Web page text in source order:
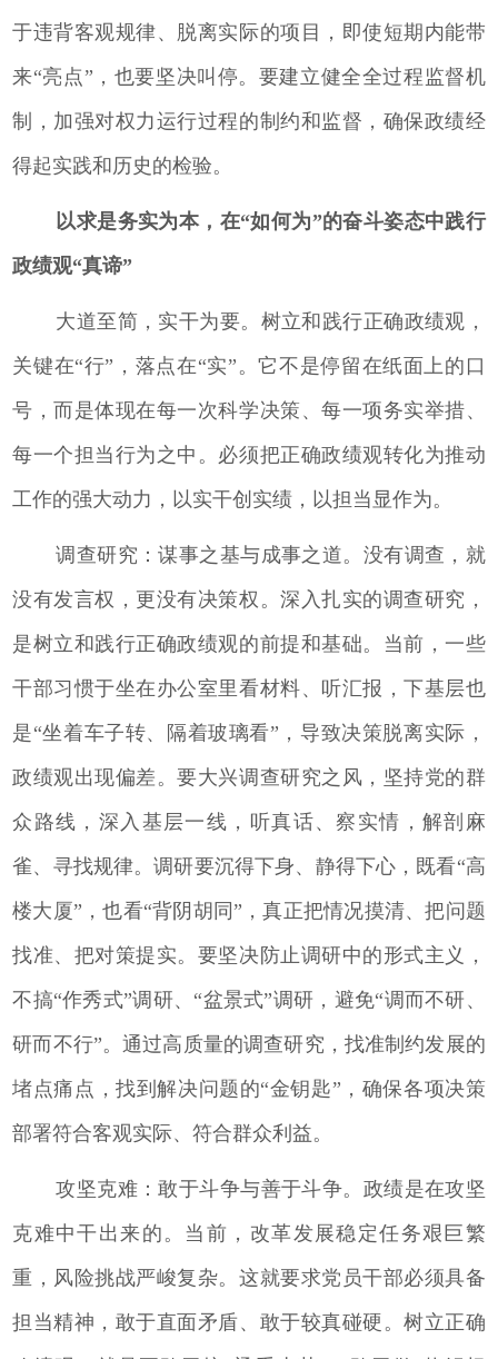
于违背客观规律、脱离实际的项目，即使短期内能带
来“亮点”，也要坚决叫停。要建立健全全过程监督机
制，加强对权力运行过程的制约和监督，确保政绩经
得起实践和历史的检验。
以求是务实为本，在“如何为”的奋斗姿态中践行
政绩观“真谛”
大道至简，实干为要。树立和践行正确政绩观，
关键在“行”，落点在“实”。它不是停留在纸面上的口
号，而是体现在每一次科学决策、每一项务实举措、
每一个担当行为之中。必须把正确政绩观转化为推动
工作的强大动力，以实干创实绩，以担当显作为。
调查研究：谋事之基与成事之道。没有调查，就
没有发言权，更没有决策权。深入扎实的调查研究，
是树立和践行正确政绩观的前提和基础。当前，一些
干部习惯于坐在办公室里看材料、听汇报，下基层也
是“坐着车子转、隔着玻璃看”，导致决策脱离实际，
政绩观出现偏差。要大兴调查研究之风，坚持党的群
众路线，深入基层一线，听真话、察实情，解剖麻
雀、寻找规律。调研要沉得下身、静得下心，既看“高
楼大厦”，也看“背阴胡同”，真正把情况摸清、把问题
找准、把对策提实。要坚决防止调研中的形式主义，
不搞“作秀式”调研、“盆景式”调研，避免“调而不研、
研而不行”。通过高质量的调查研究，找准制约发展的
堵点痛点，找到解决问题的“金钥匙”，确保各项决策
部署符合客观实际、符合群众利益。
攻坚克难：敢于斗争与善于斗争。政绩是在攻坚
克难中干出来的。当前，改革发展稳定任务艰巨繁
重，风险挑战严峻复杂。这就要求党员干部必须具备
担当精神，敢于直面矛盾、敢于较真碰硬。树立正确